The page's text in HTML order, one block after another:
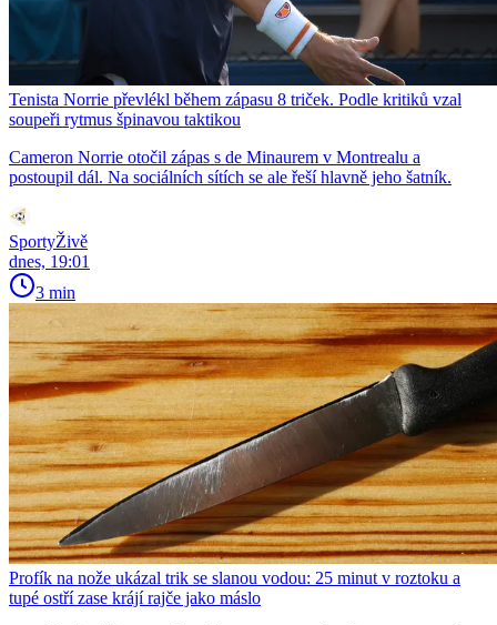
Tenista Norrie převlékl během zápasu 8 triček. Podle kritiků vzal
soupeři rytmus špinavou taktikou
Cameron Norrie otočil zápas s de Minaurem v Montrealu a
postoupil dál. Na sociálních sítích se ale řeší hlavně jeho šatník.
SportyŽivě
dnes, 19:01
3 min
Profík na nože ukázal trik se slanou vodou: 25 minut v roztoku a
tupé ostří zase krájí rajče jako máslo